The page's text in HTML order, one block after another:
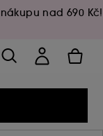
nad 690 Kč!